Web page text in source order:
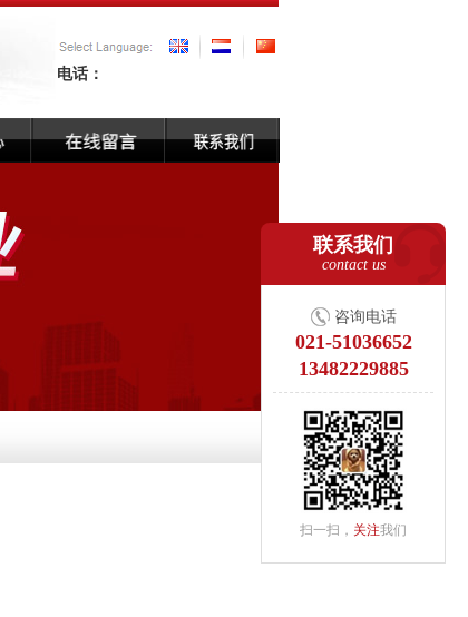
电话：
联系我们
contact us
咨询电话
021-51036652
13482229885
扫一扫， 关注我们